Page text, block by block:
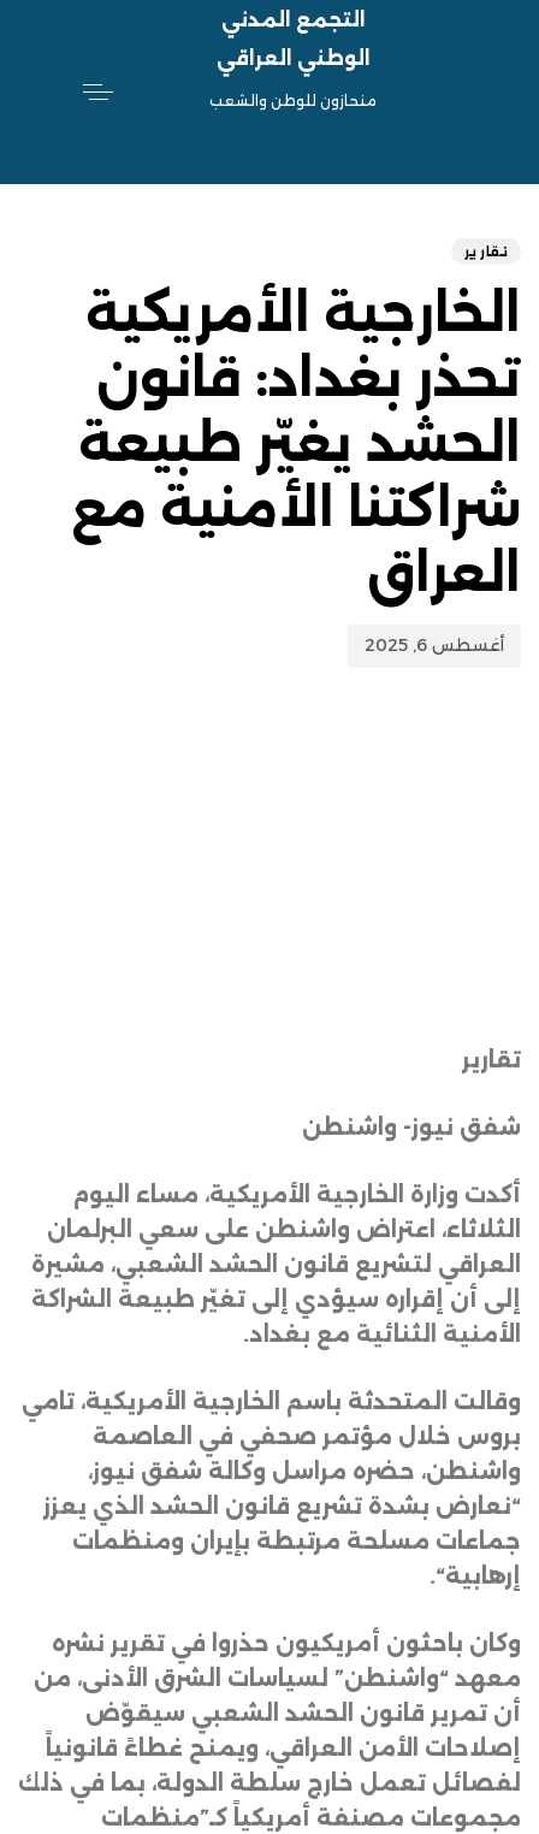
التجمع المدني
الوطني العراقي
منحازون للوطن والشعب
تقارير
الخارجية الأمريكية
تحذر بغداد: قانون
الحشد يغيّر طبيعة
شراكتنا الأمنية مع
العراق
أغسطس 6, 2025
تقارير
شفق نيوز- واشنطن
أكدت وزارة الخارجية الأمريكية، مساء اليوم
الثلاثاء، اعتراض واشنطن على سعي البرلمان
العراقي لتشريع قانون الحشد الشعبي، مشيرة
إلى أن إقراره سيؤدي إلى تغيّر طبيعة الشراكة
الأمنية الثنائية مع بغداد.
وقالت المتحدثة باسم الخارجية الأمريكية، تامي
بروس خلال مؤتمر صحفي في العاصمة
واشنطن، حضره مراسل وكالة شفق نيوز،
“نعارض بشدة تشريع قانون الحشد الذي يعزز
جماعات مسلحة مرتبطة بإيران ومنظمات
إرهابية“.
وكان باحثون أمريكيون حذروا في تقرير نشره
معهد “واشنطن” لسياسات الشرق الأدنى، من
أن تمرير قانون الحشد الشعبي سيقوّض
إصلاحات الأمن العراقي، ويمنح غطاءً قانونياً
لفصائل تعمل خارج سلطة الدولة، بما في ذلك
مجموعات مصنفة أمريكياً كـ”منظمات